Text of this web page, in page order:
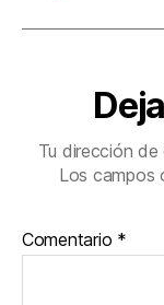
Tu dirección
Los campos
Comentario *